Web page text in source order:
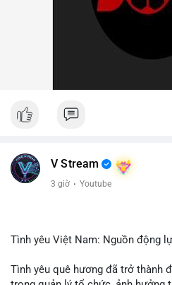
V Stream
3 giờ · Youtube
Tình yêu Việt Nam: Nguồn động
Tình yêu quê hương đã trở thành